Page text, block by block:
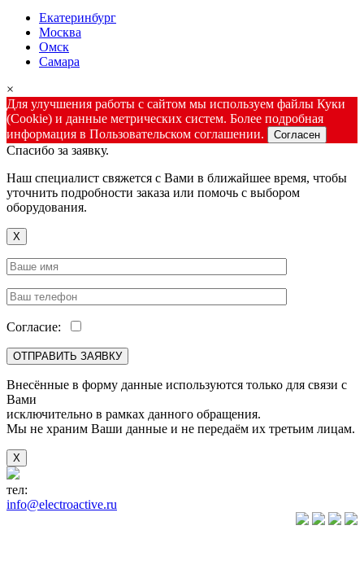
Екатеринбург
Москва
Омск
Самара
×
Для улучшения работы с сайтом мы используем файлы Куки
(Cookie) и данные метрических систем. Более подробная
информация в Пользовательском соглашении.
Согласен
Спасибо за заявку.
Наш специалист свяжется с Вами в ближайшее время, чтобы
уточнить подробности заказа или помочь с выбором
оборудования.
X
Согласие:
Внесённые в форму данные используются только для связи с
Вами
исключительно в рамках данного обращения.
Мы не храним Ваши данные и не передаём их третьим лицам.
X
тел:
info@electroactive.ru